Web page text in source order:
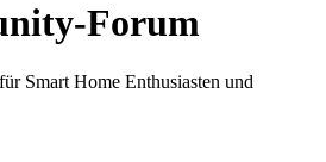
Forum
Smart Home Enthusiasten und